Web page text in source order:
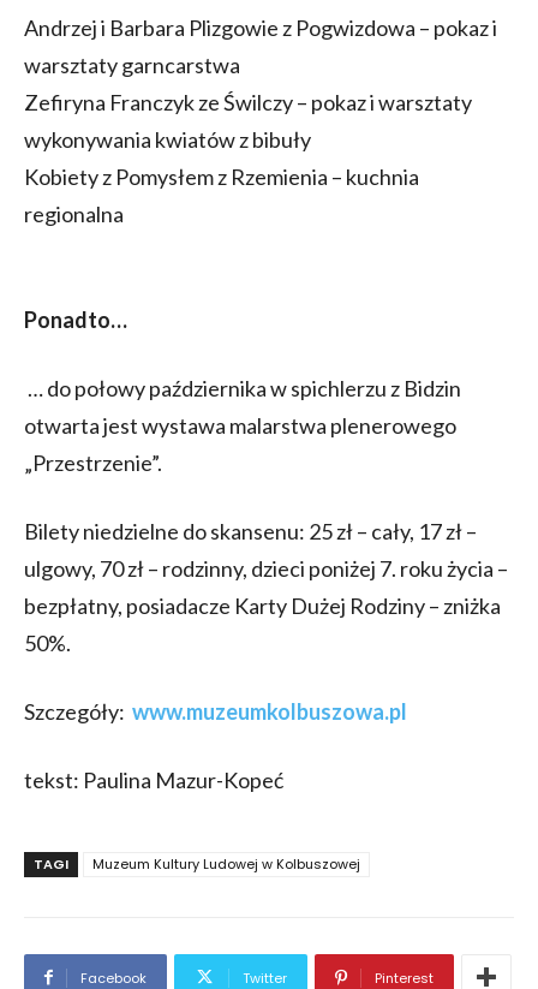
Andrzej i Barbara Plizgowie z Pogwizdowa – pokaz i
warsztaty garncarstwa
Zefiryna Franczyk ze Świlczy – pokaz i warsztaty
wykonywania kwiatów z bibuły
Kobiety z Pomysłem z Rzemienia – kuchnia
regionalna
Ponadto…
… do połowy października w spichlerzu z Bidzin
otwarta jest wystawa malarstwa plenerowego
„Przestrzenie”.
Bilety niedzielne do skansenu: 25 zł – cały, 17 zł –
ulgowy, 70 zł – rodzinny, dzieci poniżej 7. roku życia –
bezpłatny, posiadacze Karty Dużej Rodziny – zniżka
50%.
Szczegóły: www.muzeumkolbuszowa.pl
tekst: Paulina Mazur-Kopeć
TAGI Muzeum Kultury Ludowej w Kolbuszowej
Facebook Twitter Pinterest